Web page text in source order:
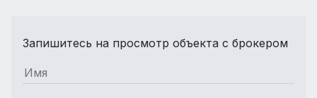
Запишитесь на просмотр объекта с брокером